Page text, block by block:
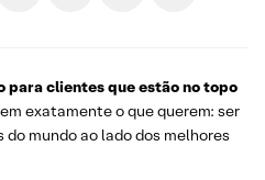
clientes que estão no topo
exatamente o que querem: ser
mundo ao lado dos melhores